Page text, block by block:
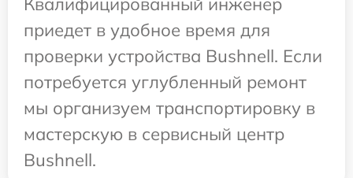
приедет в удобное время для
проверки устройства Bushnell. Если
потребуется углубленный ремонт
мы организуем транспортировку в
мастерскую в сервисный центр
Bushnell.